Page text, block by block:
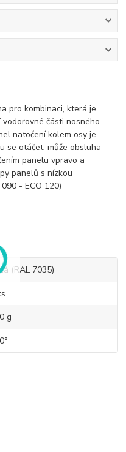
pro kombinaci, která je
části nosného
natočení kolem osy je
se otáčet, může obsluha
panelu vpravo a
panelů s nízkou
- ECO 120)
(RAL 7035)
g